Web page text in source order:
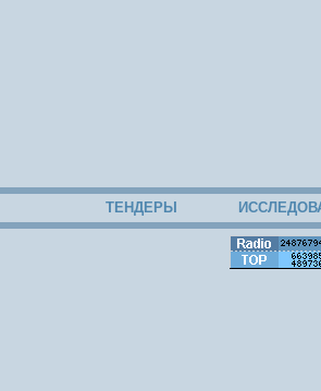
ТЕНДЕРЫ